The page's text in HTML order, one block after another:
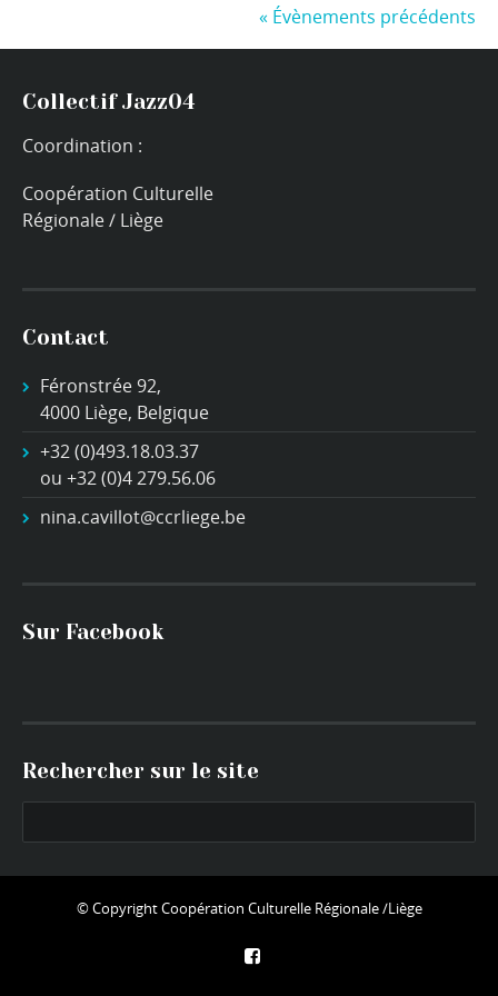
« Évènements précédents
Collectif Jazz04
Coordination :
Coopération Culturelle
Régionale / Liège
Contact
Féronstrée 92,
4000 Liège, Belgique
+32 (0)493.18.03.37
ou +32 (0)4 279.56.06
nina.cavillot@ccrliege.be
Sur Facebook
Rechercher sur le site
© CopyrightCoopération Culturelle Régionale /Liège